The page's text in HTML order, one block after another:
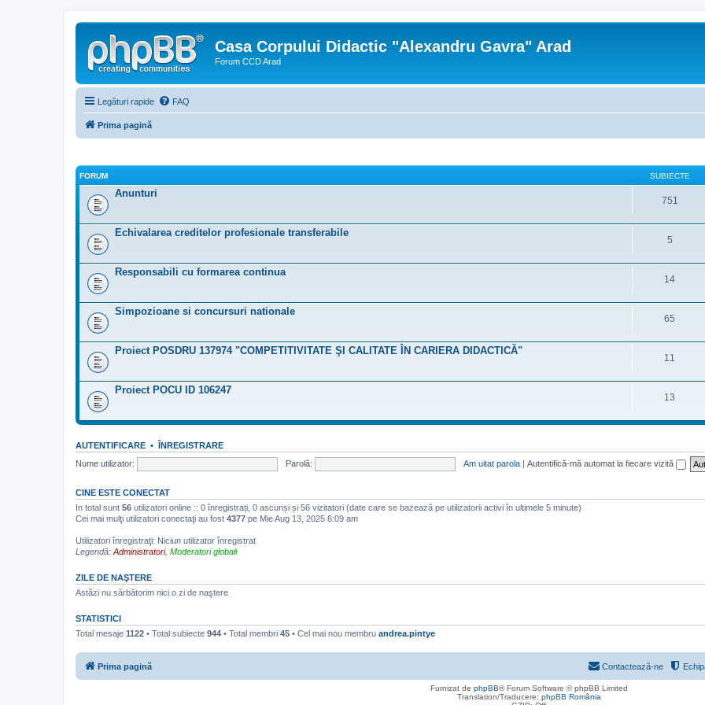
Casa Corpului Didactic "Alexandru Gavra" Arad
Forum CCD Arad
Legături rapide FAQ
Prima pagină
FORUM SUBIECTE
Anunturi
751
Echivalarea creditelor profesionale transferabile
5
Responsabili cu formarea continua
14
Simpozioane si concursuri nationale
65
Proiect POSDRU 137974 "COMPETITIVITATE ŞI CALITATE ÎN CARIERA DIDACTICĂ"
11
Proiect POCU ID 106247
13
AUTENTIFICARE • ÎNREGISTRARE
Nume utilizator:
Parolă: Am uitat parola | Autentifică-mă automat la fiecare vizită
CINE ESTE CONECTAT
In total sunt 56 utilizatori online :: 0 înregistrați, 0 ascunși și 56 vizitatori (date care se bazează pe utilizatorii activi în ultimele 5 minute)
Cei mai mulţi utilizatori conectaţi au fost 4377 pe Mie Aug 13, 2025 6:09 am
Utilizatori înregistraţi: Niciun utilizator înregistrat
Legendă: Administratori, Moderatori globali
ZILE DE NAŞTERE
Astăzi nu sărbătorim nici o zi de naştere
STATISTICI
Total mesaje 1122 • Total subiecte 944 • Total membri 45 • Cel mai nou membru andrea.pintye
Prima pagină Contactează-ne
Furnizat de phpBB® Forum Software © phpBB Limited
Translation/Traducere: phpBB România